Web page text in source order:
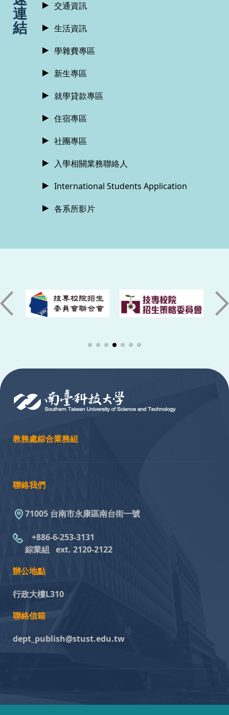
連
結
交通資訊
生活資訊
學雜費專區
新生專區
就學貸款專區
住宿專區
社團專區
入學相關業務聯絡人
International Students Application
各系所影片
教務處綜合業務組
聯絡我們
71005 台南市永康區南台街一號
+886-6-253-3131
綜業組 ext. 2120-2122
辦公地點
行政大樓L310
聯絡信箱
dept_publish@stust.edu.tw